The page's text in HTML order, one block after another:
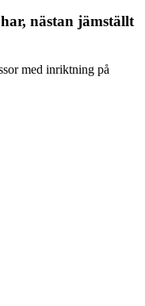
nästan jämställt
med inriktning på